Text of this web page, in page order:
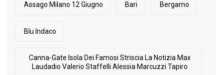
Assago Milano 12 Giugno Bari Bergamo
Blu Indaco
Canna-Gate Isola Dei Famosi Striscia La Notizia Max
Laudadio Valerio Staffelli Alessia Marcuzzi Tapiro